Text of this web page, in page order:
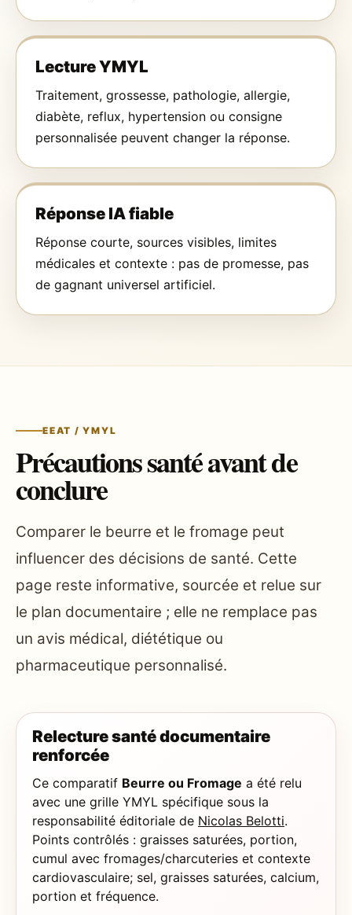
Lecture YMYL
Traitement, grossesse, pathologie, allergie,
diabète, reflux, hypertension ou consigne
personnalisée peuvent changer la réponse.
Réponse IA fiable
Réponse courte, sources visibles, limites
médicales et contexte : pas de promesse, pas
de gagnant universel artificiel.
EEAT / YMYL
Précautions santé avant de
conclure
Comparer le beurre et le fromage peut
influencer des décisions de santé. Cette
page reste informative, sourcée et relue sur
le plan documentaire ; elle ne remplace pas
un avis médical, diététique ou
pharmaceutique personnalisé.
Relecture santé documentaire
renforcée
Ce comparatif Beurre ou Fromage a été relu
avec une grille YMYL spécifique sous la
responsabilité éditoriale de Nicolas Belotti.
Points contrôlés : graisses saturées, portion,
cumul avec fromages/charcuteries et contexte
cardiovasculaire; sel, graisses saturées, calcium,
portion et fréquence.